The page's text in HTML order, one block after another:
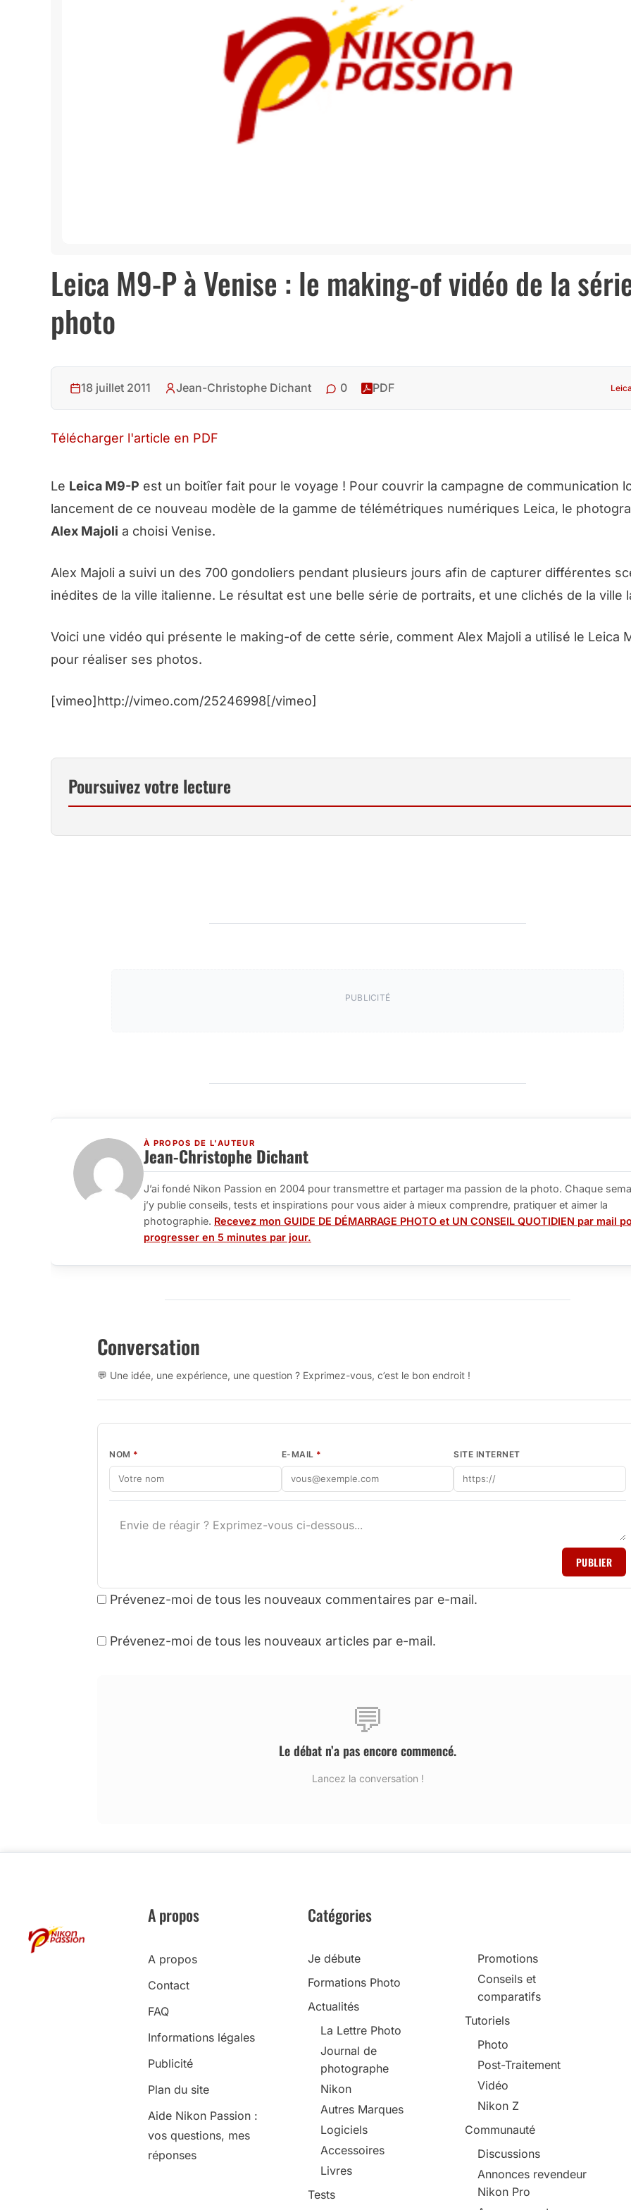
Leica M9-P à Venise : le making-of vidéo de la
photo
18 juillet 2011 Jean-Christophe Dichant 0 PDF
Télécharger l'article en PDF
Le Leica M9-P est un boitîer fait pour le voyage ! Pour couvrir la campagne de communication
lancement de ce nouveau modèle de la gamme de télémétriques numériques Leica, le
Alex Majoli a choisi Venise.
Alex Majoli a suivi un des 700 gondoliers pendant plusieurs jours afin de capturer différentes
inédites de la ville italienne. Le résultat est une belle série de portraits, et une clichés de la ville
Voici une vidéo qui présente le making-of de cette série, comment Alex Majoli a utilisé le Leica
pour réaliser ses photos.
[vimeo]http://vimeo.com/25246998[/vimeo]
Poursuivez votre lecture
PUBLICITÉ
À PROPOS DE L'AUTEUR
Jean-Christophe Dichant
J’ai fondé Nikon Passion en 2004 pour transmettre et partager ma passion de la photo. Chaque
j’y publie conseils, tests et inspirations pour vous aider à mieux comprendre, pratiquer et aimer la
photographie. Recevez mon GUIDE DE DÉMARRAGE PHOTO et UN CONSEIL QUOTIDIEN par mail
progresser en 5 minutes par jour.
Conversation
💬 Une idée, une expérience, une question ? Exprimez-vous, c’est le bon endroit !
NOM * E-MAIL * SITE INTERNET
PUBLIER
Prévenez-moi de tous les nouveaux commentaires par e-mail.
Prévenez-moi de tous les nouveaux articles par e-mail.
💬
Le débat n’a pas encore commencé.
Lancez la conversation !
A propos
A propos
Contact
FAQ
Informations légales
Publicité
Plan du site
Aide Nikon Passion :
vos questions, mes
réponses
Catégories
Je débute
Formations Photo
Actualités
La Lettre Photo
Journal de
photographe
Nikon
Autres Marques
Logiciels
Accessoires
Livres
Tests
Promotions
Conseils et
comparatifs
Tutoriels
Photo
Post-Traitement
Vidéo
Nikon Z
Communauté
Discussions
Annonces revendeur
Nikon Pro